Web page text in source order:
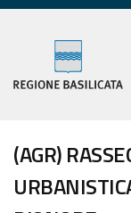
(AGR)